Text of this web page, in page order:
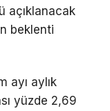
açıklanacak
beklenti
ayı aylık
yüzde 2,69